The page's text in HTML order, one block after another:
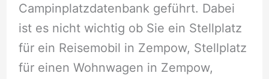
Campinplatzdatenbank geführt. Dabei
ist es nicht wichtig ob Sie ein Stellplatz
für ein Reisemobil in Zempow, Stellplatz
für einen Wohnwagen in Zempow,